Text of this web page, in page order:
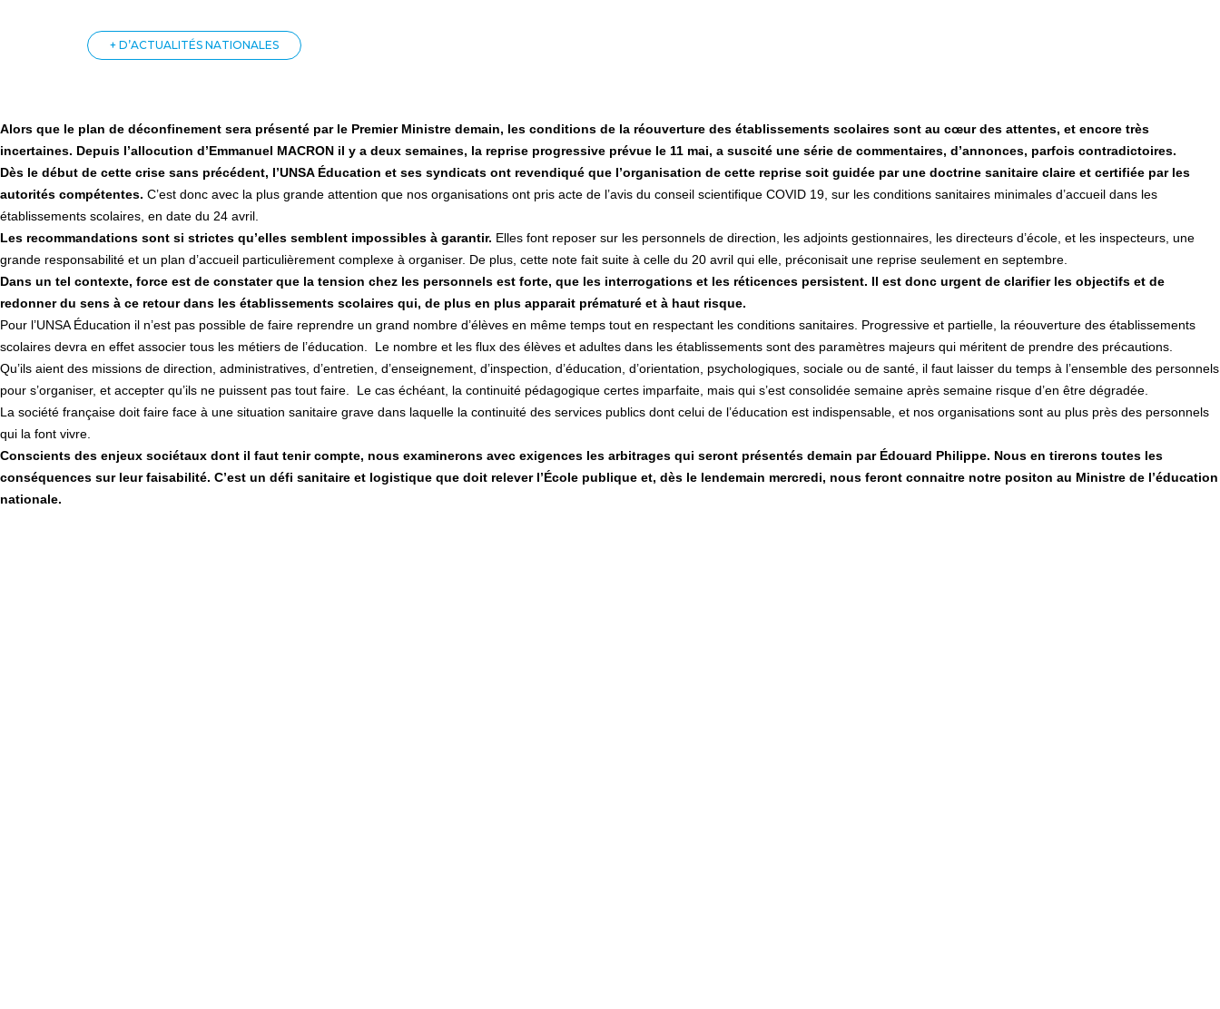
+ D’ACTUALITÉS NATIONALES
Alors que le plan de déconfinement sera présenté par le Premier Ministre demain, les conditions de la réouverture des établissements scolaires sont au cœur des attentes, et encore très
incertaines. Depuis l’allocution d’Emmanuel MACRON il y a deux semaines, la reprise progressive prévue le 11 mai, a suscité une série de commentaires, d’annonces, parfois contradictoires.
Dès le début de cette crise sans précédent, l’UNSA Éducation et ses syndicats ont revendiqué que l’organisation de cette reprise soit guidée par une doctrine sanitaire claire et certifiée par les
autorités compétentes. C’est donc avec la plus grande attention que nos organisations ont pris acte de l’avis du conseil scientifique COVID 19, sur les conditions sanitaires minimales d’accueil dans les
établissements scolaires, en date du 24 avril.
Les recommandations sont si strictes qu’elles semblent impossibles à garantir. Elles font reposer sur les personnels de direction, les adjoints gestionnaires, les directeurs d’école, et les inspecteurs, une
grande responsabilité et un plan d’accueil particulièrement complexe à organiser. De plus, cette note fait suite à celle du 20 avril qui elle, préconisait une reprise seulement en septembre.
Dans un tel contexte, force est de constater que la tension chez les personnels est forte, que les interrogations et les réticences persistent. Il est donc urgent de clarifier les objectifs et de
redonner du sens à ce retour dans les établissements scolaires qui, de plus en plus apparait prématuré et à haut risque.
Pour l’UNSA Éducation il n’est pas possible de faire reprendre un grand nombre d’élèves en même temps tout en respectant les conditions sanitaires. Progressive et partielle, la réouverture des établissements
scolaires devra en effet associer tous les métiers de l’éducation. Le nombre et les flux des élèves et adultes dans les établissements sont des paramètres majeurs qui méritent de prendre des précautions.
Qu’ils aient des missions de direction, administratives, d’entretien, d’enseignement, d’inspection, d’éducation, d’orientation, psychologiques, sociale ou de santé, il faut laisser du temps à l’ensemble des personnels
pour s’organiser, et accepter qu’ils ne puissent pas tout faire. Le cas échéant, la continuité pédagogique certes imparfaite, mais qui s’est consolidée semaine après semaine risque d’en être dégradée.
La société française doit faire face à une situation sanitaire grave dans laquelle la continuité des services publics dont celui de l’éducation est indispensable, et nos organisations sont au plus près des personnels
qui la font vivre.
Conscients des enjeux sociétaux dont il faut tenir compte, nous examinerons avec exigences les arbitrages qui seront présentés demain par Édouard Philippe. Nous en tirerons toutes les
conséquences sur leur faisabilité. C’est un défi sanitaire et logistique que doit relever l’École publique et, dès le lendemain mercredi, nous feront connaitre notre positon au Ministre de l’éducation
nationale.